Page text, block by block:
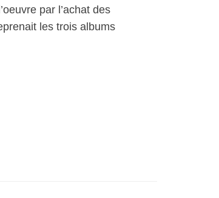
par l’achat des
les trois albums